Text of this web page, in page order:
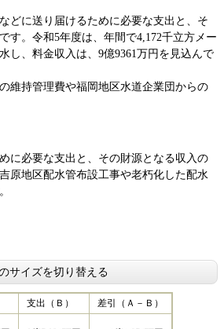
どに送り届けるために必要な支出と、そ
す。令和5年度は、年間で4,172千立方メー
し、料金収入は、9億9361万円を見込んで
維持管理費や福岡地区水道企業団からの
に必要な支出と、その財源となる収入の
原地区配水管布設工事や老朽化した配水
サイズを切り替える
支出（Ｂ） 差引（Ａ－Ｂ）